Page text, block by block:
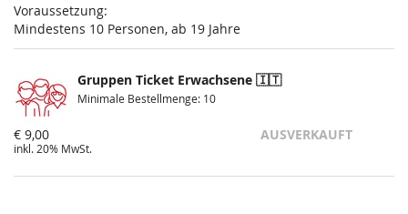
Voraussetzung:
Mindestens 10 Personen, ab 19 Jahre
Gruppen Ticket Erwachsene 🇮🇹
Minimale Bestellmenge: 10
€ 9,00
inkl. 20% MwSt.
AUSVERKAUFT